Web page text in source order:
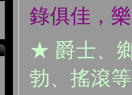
錄俱佳，
★ 爵士、
勃、搖滾